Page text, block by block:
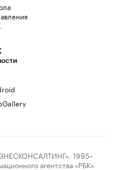
1995–
агентства «РБК»